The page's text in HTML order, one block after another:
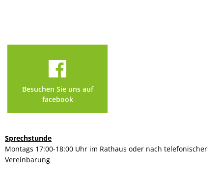
Besuchen Sie uns auf
facebook
Sprechstunde
Montags 17:00-18:00 Uhr im Rathaus oder nach telefonischer
Vereinbarung